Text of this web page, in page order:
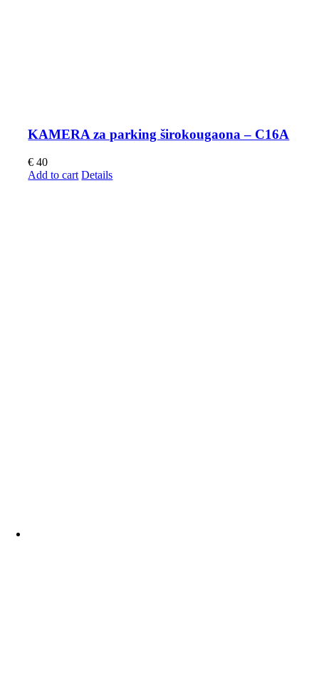
KAMERA za parking širokougaona – C16A
€ 40
Add to cart Details